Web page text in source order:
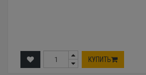
КУПИТЬ